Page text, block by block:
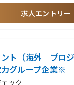
求人エントリー
ト（海外 プロ
グループ企業※
ック